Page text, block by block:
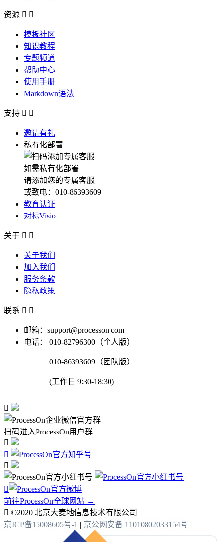
资源  
模板社区
知识教程
专题频道
帮助中心
使用手册
Markdown语法
支持  
邀请有礼
私有化部署
如需私有化部署
请添加您的专属客服
或致电：010-86393609
教育认证
对标Visio
关于  
关于我们
加入我们
服务条款
隐私政策
联系  
邮箱：support@processon.com
电话：
010-82796300（个人版）
010-86393609（团队版）
(工作日 9:30-18:30)

扫码进入ProcessOn用户群




前往ProcessOn全球网站 →
 ©2020 北京大麦地信息技术有限公司
京ICP备15008605号-1 | 京公网安备 11010802033154号